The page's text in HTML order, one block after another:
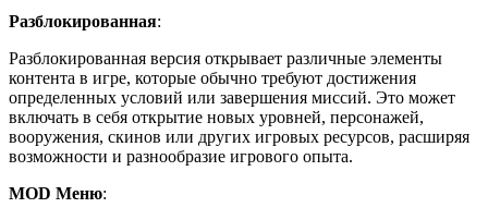
Разблокированная:
Разблокированная версия открывает различные элементы
контента в игре, которые обычно требуют достижения
определенных условий или завершения миссий. Это может
включать в себя открытие новых уровней, персонажей,
вооружения, скинов или других игровых ресурсов, расширяя
возможности и разнообразие игрового опыта.
MOD Меню: